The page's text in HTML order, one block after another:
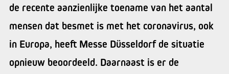
de recente aanzienlijke toename van het aantal
mensen dat besmet is met het coronavirus, ook
in Europa, heeft Messe Düsseldorf de situatie
opnieuw beoordeeld. Daarnaast is er de